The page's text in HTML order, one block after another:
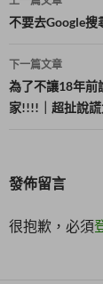
章
導
覽
不要去Google搜
下一篇文章
為了不讓18年前
家!!!!｜超扯說
發佈留言
很抱歉，必須